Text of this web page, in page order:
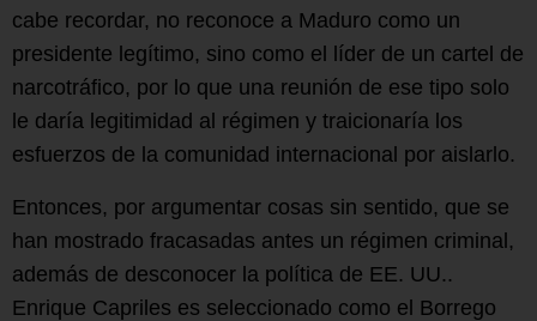
cabe recordar, no reconoce a Maduro como un
presidente legítimo, sino como el líder de un cartel de
narcotráfico, por lo que una reunión de ese tipo solo
le daría legitimidad al régimen y traicionaría los
esfuerzos de la comunidad internacional por aislarlo.
Entonces, por argumentar cosas sin sentido, que se
han mostrado fracasadas antes un régimen criminal,
además de desconocer la política de EE. UU..
Enrique Capriles es seleccionado como el Borrego